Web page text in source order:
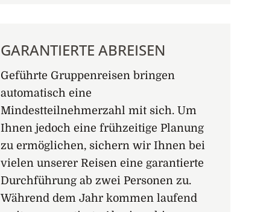
GARANTIERTE ABREISEN
Geführte Gruppenreisen bringen
automatisch eine
Mindestteilnehmerzahl mit sich. Um
Ihnen jedoch eine frühzeitige Planung
zu ermöglichen, sichern wir Ihnen bei
vielen unserer Reisen eine garantierte
Durchführung ab zwei Personen zu.
Während dem Jahr kommen laufend